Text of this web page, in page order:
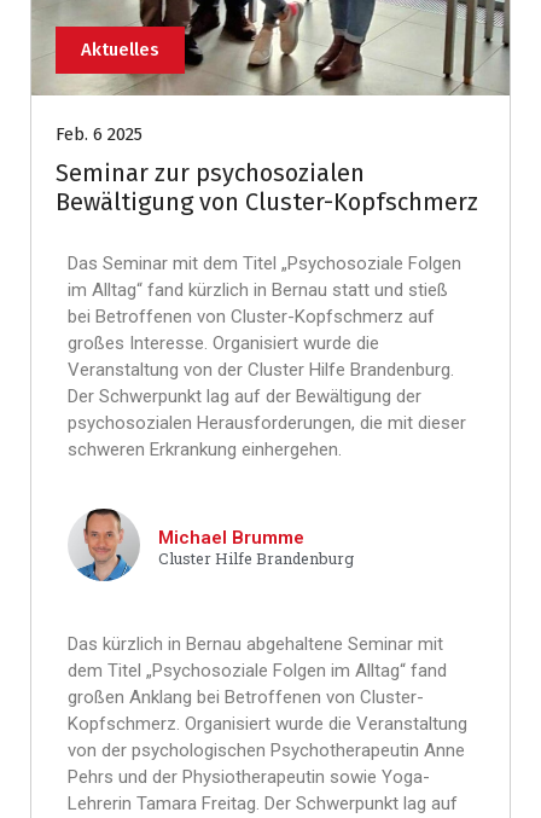
Aktuelles
Feb. 6 2025
Seminar zur psychosozialen
Bewältigung von Cluster-Kopfschmerz
Das Seminar mit dem Titel „Psychosoziale Folgen
im Alltag“ fand kürzlich in Bernau statt und stieß
bei Betroffenen von Cluster-Kopfschmerz auf
großes Interesse. Organisiert wurde die
Veranstaltung von der Cluster Hilfe Brandenburg.
Der Schwerpunkt lag auf der Bewältigung der
psychosozialen Herausforderungen, die mit dieser
schweren Erkrankung einhergehen.
Michael Brumme
Cluster Hilfe Brandenburg
Das kürzlich in Bernau abgehaltene Seminar mit
dem Titel „Psychosoziale Folgen im Alltag“ fand
großen Anklang bei Betroffenen von Cluster-
Kopfschmerz. Organisiert wurde die Veranstaltung
von der psychologischen Psychotherapeutin Anne
Pehrs und der Physiotherapeutin sowie Yoga-
Lehrerin Tamara Freitag. Der Schwerpunkt lag auf